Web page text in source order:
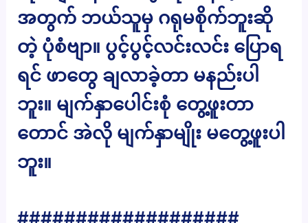
အတွက် ဘယ်သူမှ ဂရုမစိုက်ဘူးဆို
တဲ့ ပုံစံဗျာ။ ပွင့်ပွင့်လင်းလင်း ပြောရ
ရင် ဖာတွေ ချလာခဲ့တာ မနည်းပါ
ဘူး။ မျက်နှာပေါင်းစုံ တွေ့ဖူးတာ
တောင် အဲလို မျက်နှာမျိုး မတွေ့ဖူးပါ
ဘူး။